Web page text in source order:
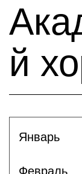
й
Январь
Февраль